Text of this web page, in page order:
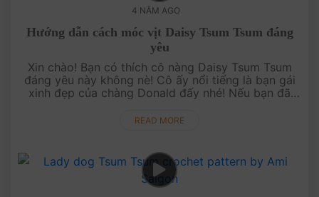
4 NĂM AGO
Hướng dẫn cách móc vịt Daisy Tsum Tsum đáng
yêu
Xin chào! Bạn có thích cô nàng Daisy Tsum Tsum
đáng yêu này không nè! Cô ấy nổi tiếng là bạn gái
xinh đẹp của chàng Donald đấy nhé! Nếu bạn đã
thú bông len của Ami Saigon....
READ MORE